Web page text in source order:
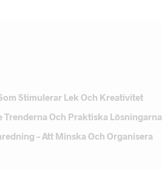
Stimulerar Lek Och Kreativitet
Trenderna Och Praktiska Lösningarna
– Att Minska Och Organisera